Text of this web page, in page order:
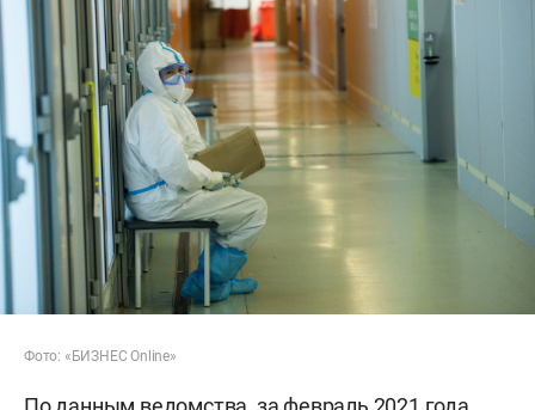
Фото: «БИЗНЕС Online»